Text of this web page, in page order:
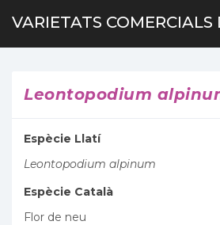
VARIETATS
Leontopodium
Espècie Llatí
Leontopodium alpinum
Espècie Català
Flor de neu